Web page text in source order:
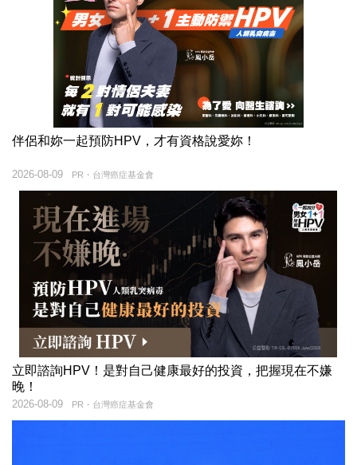
伴侶和妳一起預防HPV，才有資格說愛妳！
PR・台灣癌症基金會
2026-08-09
立即諮詢HPV！是對自己健康最好的投資，把握現在不嫌
晚！
PR・台灣癌症基金會
2026-08-09